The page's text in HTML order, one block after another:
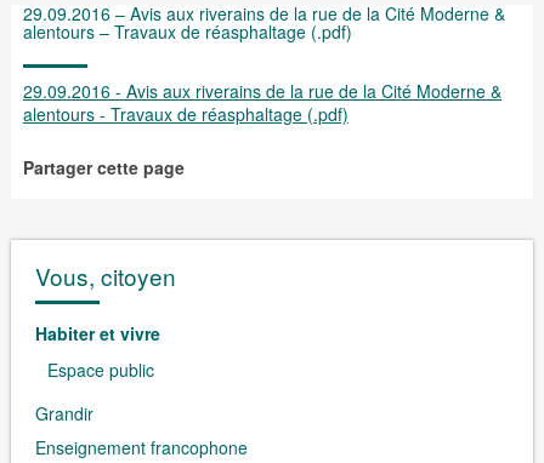
29.09.2016 – Avis aux riverains de la rue de la Cité Moderne &
alentours – Travaux de réasphaltage (.pdf)
29.09.2016 - Avis aux riverains de la rue de la Cité Moderne &
alentours - Travaux de réasphaltage (.pdf)
Partager cette page
Vous, citoyen
Habiter et vivre
Espace public
Grandir
Enseignement francophone